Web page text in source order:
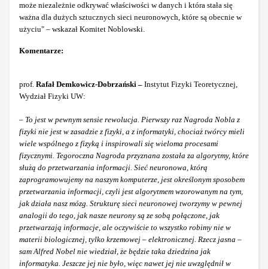
może niezależnie odkrywać właściwości w danych i która stała się
ważna dla dużych sztucznych sieci neuronowych, które są obecnie w
użyciu" – wskazał Komitet Noblowski.
Komentarze:
prof. Rafał Demkowicz-Dobrzański – Instytut Fizyki Teoretycznej,
Wydział Fizyki UW:
– To jest w pewnym sensie rewolucja. Pierwszy raz Nagroda Nobla z
fizyki nie jest w zasadzie z fizyki, a z informatyki, chociaż twórcy mieli
wiele wspólnego z fizyką i inspirowali się wieloma procesami
fizycznymi. Tegoroczna Nagroda przyznana została za algorytmy, które
służą do przetwarzania informacji. Sieć neuronowa, którą
zaprogramowujemy na naszym komputerze, jest określonym sposobem
przetwarzania informacji, czyli jest algorytmem wzorowanym na tym,
jak działa nasz mózg. Strukturę sieci neuronowej tworzymy w pewnej
analogii do tego, jak nasze neurony są ze sobą połączone, jak
przetwarzają informacje, ale oczywiście to wszystko robimy nie w
materii biologicznej, tylko krzemowej – elektronicznej. Rzecz jasna –
sam Alfred Nobel nie wiedział, że będzie taka dziedzina jak
informatyka. Jeszcze jej nie było, więc nawet jej nie uwzględnił w